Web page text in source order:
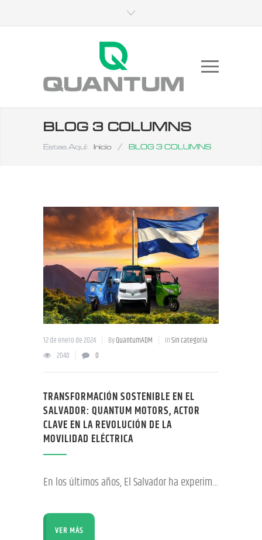
BLOG 3 COLUMNS
Estas Aquí: Inicio / BLOG 3 COLUMNS
12 de enero de 2024 ByQuantumADM InSin categoría
2040
0
TRANSFORMACIÓN SOSTENIBLE EN EL
SALVADOR: QUANTUM MOTORS, ACTOR
CLAVE EN LA REVOLUCIÓN DE LA
MOVILIDAD ELÉCTRICA
En los últimos años, El Salvador ha experimentado un cambio significativo en su enfoque hacia el medio ambiente, marcando una era de creciente conciencia sobre el uso de energías renovables y la promoción
VER MÁS